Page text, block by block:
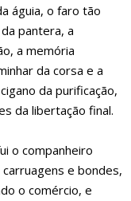
águia, o faro tão
pantera, a
a memória
da corsa e a
da purificação,
da libertação final.
o companheiro
e bondes,
o comércio, e